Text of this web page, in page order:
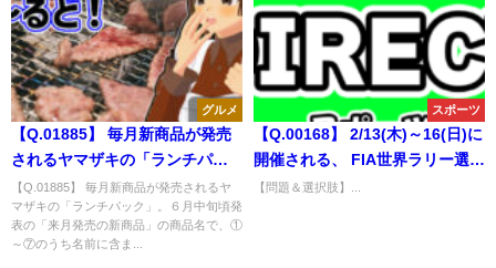
グルメ
【Q.01885】 毎月新商品が発売
されるヤマザキの「ランチパッ
ク」。６月中旬頃発表の「来月
発売の新商品」の商品名で、①
～⑦のうち名前に含まれる単語
【Q.01885】 毎月新商品が発売されるヤ
マザキの「ランチパック」。６月中旬頃発
表の「来月発売の新商品」の商品名で、①
～⑦のうち名前に含ま...
スポーツ
【Q.00168】 2/13(木)～16(日)に
開催される、 FIA世界ラリー選手
権。 ラウンド2・ラリー・スウェ
【問題＆選択肢】...